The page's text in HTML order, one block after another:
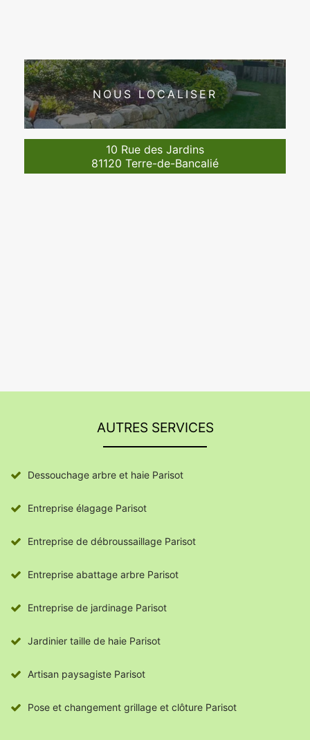
NOUS LOCALISER
10 Rue des Jardins
81120 Terre-de-Bancalié
AUTRES SERVICES
Dessouchage arbre et haie Parisot
Entreprise élagage Parisot
Entreprise de débroussaillage Parisot
Entreprise abattage arbre Parisot
Entreprise de jardinage Parisot
Jardinier taille de haie Parisot
Artisan paysagiste Parisot
Pose et changement grillage et clôture Parisot